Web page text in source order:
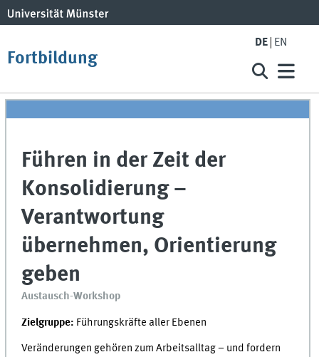
Fortbildung
DE EN
Führen in der Zeit der
Konsolidierung –
Verantwortung
übernehmen, Orientierung
geben
Austausch-Workshop
Zielgruppe: Führungskräfte aller Ebenen
Veränderungen gehören zum Arbeitsalltag – und fordern